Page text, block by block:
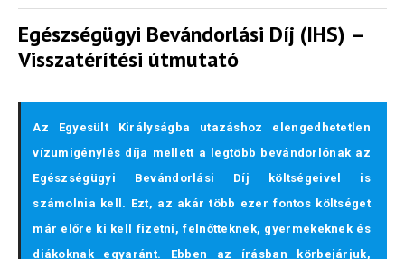
Egészségügyi Bevándorlási Díj (IHS) –
Visszatérítési útmutató
Az Egyesült Királyságba utazáshoz elengedhetetlen
vízumigénylés díja mellett a legtöbb bevándorlónak az
Egészségügyi Bevándorlási Díj költségeivel is
számolnia kell. Ezt, az akár több ezer fontos költséget
már előre ki kell fizetni, felnőtteknek, gyermekeknek és
diákoknak egyaránt. Ebben az írásban körbejárjuk,